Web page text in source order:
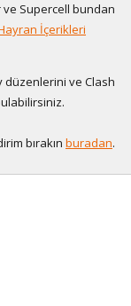
Supercell bundan
İçerikleri
ve Clash
bırakın buradan.